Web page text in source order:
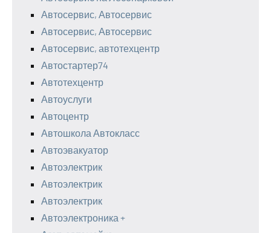
Автосервис, Автосервис
Автосервис, Автосервис
Автосервис, автотехцентр
Автостартер74
Автотехцентр
Автоуслуги
Автоцентр
Автошкола Автокласс
Автоэвакуатор
Автоэлектрик
Автоэлектрик
Автоэлектрик
Автоэлектроника +